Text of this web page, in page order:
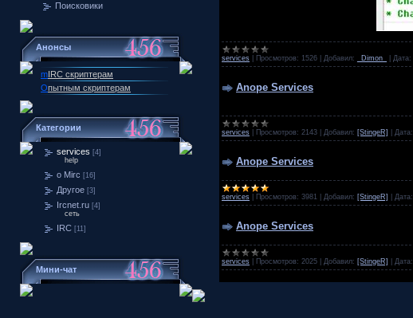
Поисковики
Анонсы
mIRC скриптерам
Опытным скриптерам
Категории
services [4]
help
о Mirc [16]
Другое [3]
Ircnet.ru [4]
сеть
IRC [11]
Мини-чат
services Просмотров: 1526 Добавил: _Dimon_ Дата:
Anope Services
services Просмотров: 2143 Добавил: [StingeR] Дата:
Anope Services
services Просмотров: 3981 Добавил: [StingeR] Дата:
Anope Services
services Просмотров: 2025 Добавил: [StingeR] Дата: